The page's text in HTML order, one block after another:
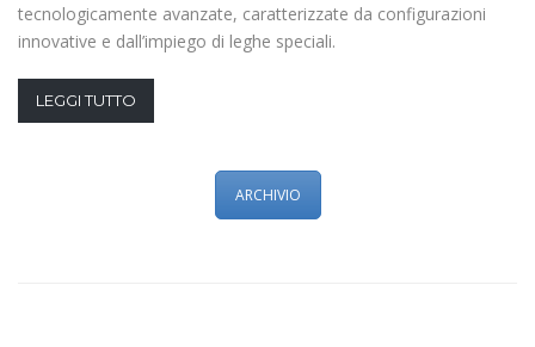
tecnologicamente avanzate, caratterizzate da configurazioni
innovative e dall’impiego di leghe speciali.
LEGGI TUTTO
ARCHIVIO